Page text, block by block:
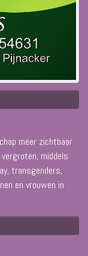
meer zichtbaar
middels
transgenders,
en vrouwen in